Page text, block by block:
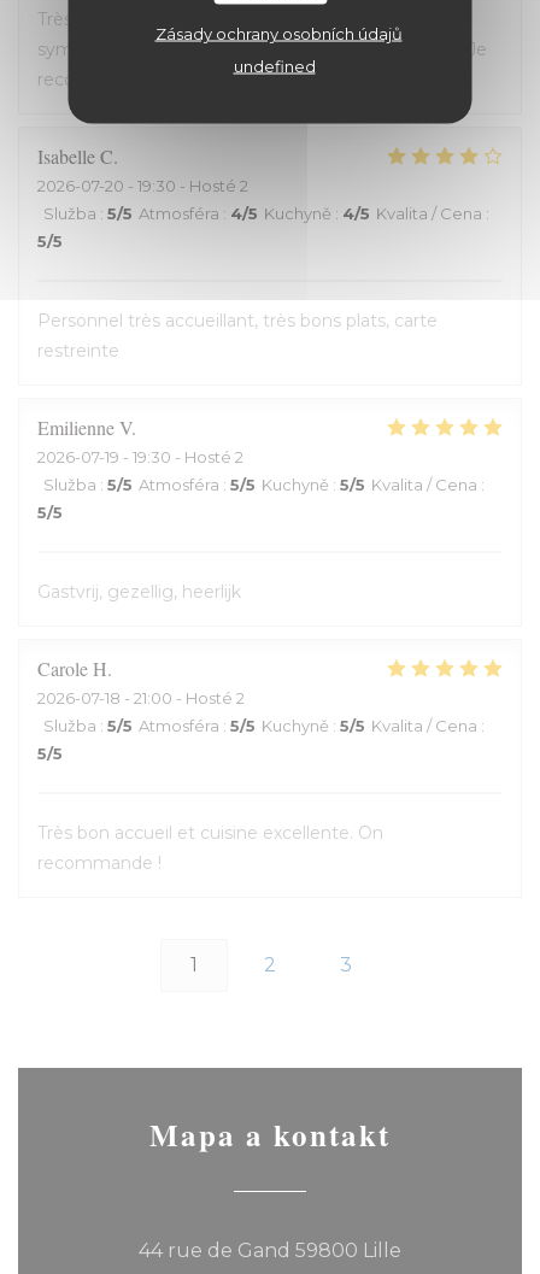
Zásady ochrany osobních údajů
undefined
Très bon restaurant, service extrêmement
sympathique, coup de coeur pour le welsh revisité. Je
recommande !
IsabelleC
2026-07-20 - 19:30 - Hosté 2
Služba : 5/5 Atmosféra : 4/5 Kuchyně : 4/5 Kvalita / Cena :
5/5
Personnel très accueillant, très bons plats, carte
restreinte
EmilienneV
2026-07-19 - 19:30 - Hosté 2
Služba : 5/5 Atmosféra : 5/5 Kuchyně : 5/5 Kvalita / Cena :
5/5
Gastvrij, gezellig, heerlijk
CaroleH
2026-07-18 - 21:00 - Hosté 2
Služba : 5/5 Atmosféra : 5/5 Kuchyně : 5/5 Kvalita / Cena :
5/5
Très bon accueil et cuisine excellente. On
recommande !
1 2 3
Mapa a kontakt
44 rue de Gand 59800 Lille